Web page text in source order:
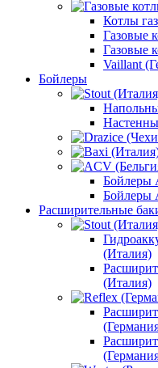
Котлы
Газовые
Газовые
Vaillant
Бойлеры
Бойлеры
Бойлеры
Расширительные
(Италия)
(Италия)